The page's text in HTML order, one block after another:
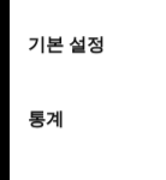
Collect
Identify
기본 설정
통계
파일 추가
문제인 경우, 스